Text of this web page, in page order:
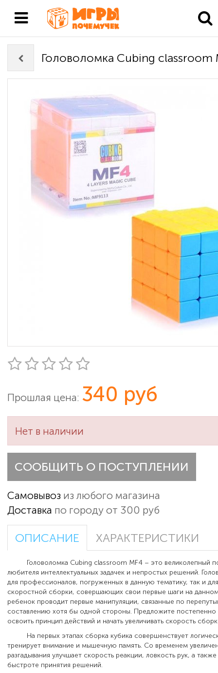
Головоломка Cubing classroom
Прошлая цена: 340 руб
Нет в наличии
СООБЩИТЬ О ПОСТУПЛЕНИИ
Самовывоз из любого магазина
Доставка по городу от 300 руб
ОПИСАНИЕ ХАРАКТЕРИСТИКИ
Головоломка Cubing classroom MF4 – это великолепный
любителя интеллектуальных задачек и непростых решений.
для профессионалов, погруженных в данную тематику, так и
скоростной сборки, совершающих свои первые шаги на
ребенок проводит первые манипуляции, связанные по
составлению хотя бы одной стороны. Предложите
освоить принцип действий и начать увеличивать скорость
На первых этапах сборка кубика совершенствует
тренирует внимание и мышечную память. Со временем
разгадывания улучшает скорость реакции, ловкость рук, а
быстроте принятия решений.